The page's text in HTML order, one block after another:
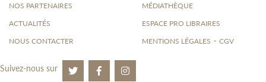
NOS PARTENAIRES
ACTUALITÉS
NOUS CONTACTER
MÉDIATHÈQUE
ESPACE PRO LIBRAIRES
MENTIONS LÉGALES - CGV
Suivez-nous sur